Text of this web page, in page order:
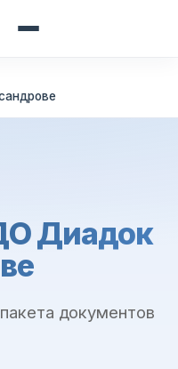
Диадок
документов